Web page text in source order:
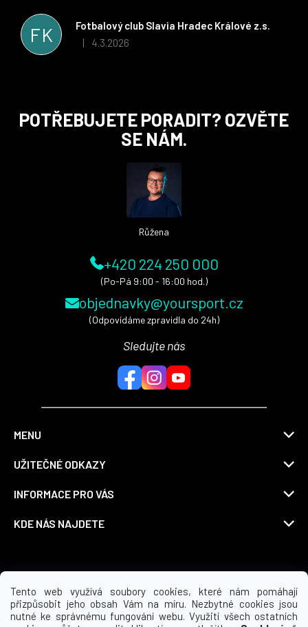
Tento web využívá soubory cookies, které nám pomáhají
přizpůsobit jeho obsah Vám na míru. Nezbytné cookies jsou
nutné ke správnému fungování webu. Využití všech ostatních
FK
Fotbalový club Slavia Hradec Králové z.s.
Hodnocení obchodu je 5 z 5 hvězdiček.
| 4.3.2026
stran. Věříme, že v tomto duchu bude spolupráce pokračovat
i nadále, nyní už začínáme řešit i první sady dresů ;)
POTŘEBUJETE PORADIT? OZVĚTE
SE NÁM.
Růžena
+420 224 250 000
(Po-Pá 9:00 - 16:00 hod.)
objednavky@yoursport.cz
(Odpovídáme zpravidla do 24h)
Sledujte nás
MENU
UŽITEČNÉ ODKAZY
INFORMACE PRO VÁS
KDE NÁS NAJDETE
Možnosti dopravy